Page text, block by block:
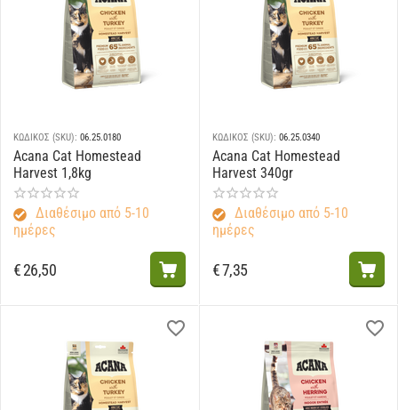
ΚΩΔΙΚΟΣ (SKU): 06.25.0180
Acana Cat Homestead
Harvest 1,8kg
Διαθέσιμο από 5-10
ημέρες
€26,50
ΚΩΔΙΚΟΣ (SKU): 06.25.0340
Acana Cat Homestead
Harvest 340gr
Διαθέσιμο από 5-10
ημέρες
€7,35